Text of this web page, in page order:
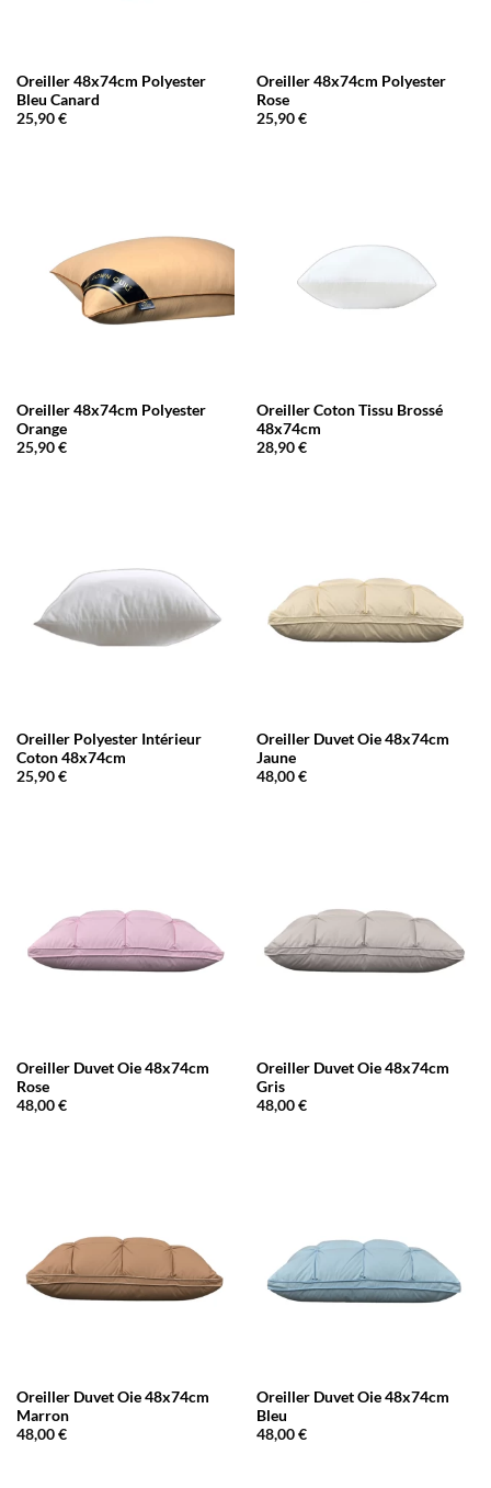
Oreiller 48x74cm Polyester
Bleu Canard
25,90€
Oreiller 48x74cm Polyester
Rose
25,90€
Oreiller 48x74cm Polyester
Orange
25,90€
Oreiller Coton Tissu Brossé
48x74cm
28,90€
Oreiller Polyester Intérieur
Coton 48x74cm
25,90€
Oreiller Duvet Oie 48x74cm
Jaune
48,00€
Oreiller Duvet Oie 48x74cm
Rose
48,00€
Oreiller Duvet Oie 48x74cm
Gris
48,00€
Oreiller Duvet Oie 48x74cm
Marron
48,00€
Oreiller Duvet Oie 48x74cm
Bleu
48,00€